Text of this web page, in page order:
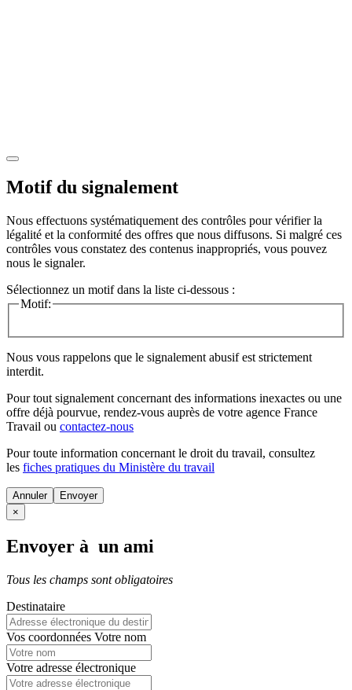
Motif du signalement
Nous effectuons systématiquement des contrôles pour vérifier la
légalité et la conformité des offres que nous diffusons. Si malgré ces
contrôles vous constatez des contenus inappropriés, vous pouvez
nous le signaler.
Sélectionnez un motif dans la liste ci-dessous :
Motif:
Nous vous rappelons que le signalement abusif est strictement
interdit.
Pour tout signalement concernant des informations inexactes ou une
offre déjà pourvue, rendez-vous auprès de votre agence France
Travail ou contactez-nous
Pour toute information concernant le droit du travail, consultez
les fiches pratiques du Ministère du travail
Annuler
×
Envoyer à un ami
Tous les champs sont obligatoires
Destinataire
Vos coordonnées Votre nom
Votre adresse électronique